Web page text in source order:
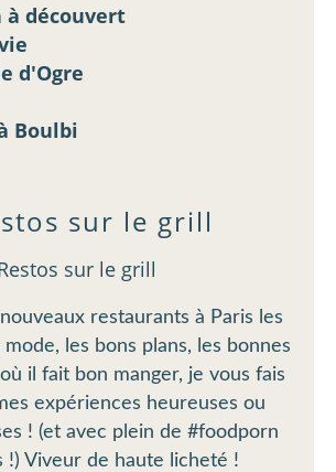
sur le grill
restaurants à Paris les
mode, les bons plans, les bonnes
il fait bon manger, je vous fais
expériences heureuses ou
! (et avec plein de #foodporn
!) Viveur de haute licheté !
à découvert
d'Ogre
Boulbi